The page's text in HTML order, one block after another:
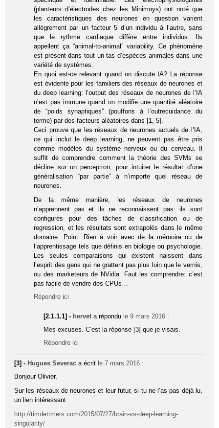
(planteurs d’électrodes chez les Minimoys) ont noté que
les caractéristiques des neurones en question varient
allègrement par un facteur 5 d’un individu à l’autre, sans
que le rythme cardiaque diffère entre individus. Ils
appellent ça “animal-to-animal” variability. Ce phénomène
est présent dans tout un tas d’espèces animales dans une
variété de systèmes.
En quoi est-ce relevant quand on discute IA? La réponse
est évidente pour les familiers des réseaux de neurones et
du deep learning: l’output des réseaux de neurones de l’IA
n’est pas immune quand on modifie une quantité aléatoire
de “poids synaptiques” (pouffons à l’outrecuidance du
terme) par des facteurs aléatoires dans [1, 5].
Ceci prouve que les réseaux de neurones actuels de l’IA,
ce qui inclut le deep learning, ne peuvent pas être pris
comme modèles du système nerveux ou du cerveau. Il
suffit de comprendre comment la théorie des SVMs se
décline sur un perceptron, pour intuiter le résultat d’une
généralisation “par partie” à n’importe quel réseau de
neurones.
De la même manière, les réseaux de neurones
n’apprennent pas et ils ne reconnaissent pas: ils sont
configurés pour des tâches de classification ou de
regression, et les résultats sont extrapolés dans le même
domaine. Point. Rien à voir avec de la mémoire ou de
l’apprentissage tels que définis en biologie ou psychologie.
Les seules comparaisons qui existent naissent dans
l’esprit des gens qui ne grattent pas plus loin que le vernis,
ou des marketeurs de NVidia. Faut les comprendre: c’est
pas facile de vendre des CPUs…
Répondre ici
[2.1.1.1] - hervet a répondu le 9 mars 2016 :
Mes excuses. C’est la réponse [3] que je visais.
Répondre ici
[3] - Hugues Severac a écrit le 7 mars 2016 :
Bonjour Olivier,
Sur les réseaux de neurones et leur futur, si tu ne l’as pas déjà lu,
un lien intéressant
http://timdettmers.com/2015/07/27/brain-vs-deep-learning-
singularity/